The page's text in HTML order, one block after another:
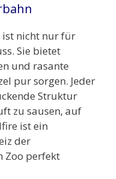
ist nicht nur für
Sie bietet
und rasante
pur sorgen. Jeder
Struktur
zu sausen, auf
ist ein
der
Zoo perfekt